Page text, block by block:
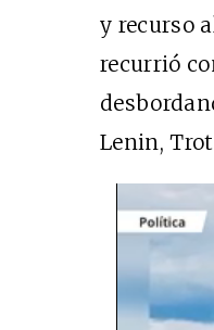
y recurso
recurrió
Lenin,